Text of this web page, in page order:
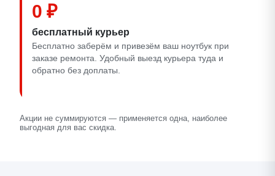
0 ₽
бесплатный курьер
Бесплатно заберём и привезём ваш ноутбук при
заказе ремонта. Удобный выезд курьера туда и
обратно без доплаты.
Акции не суммируются — применяется одна, наиболее
выгодная для вас скидка.